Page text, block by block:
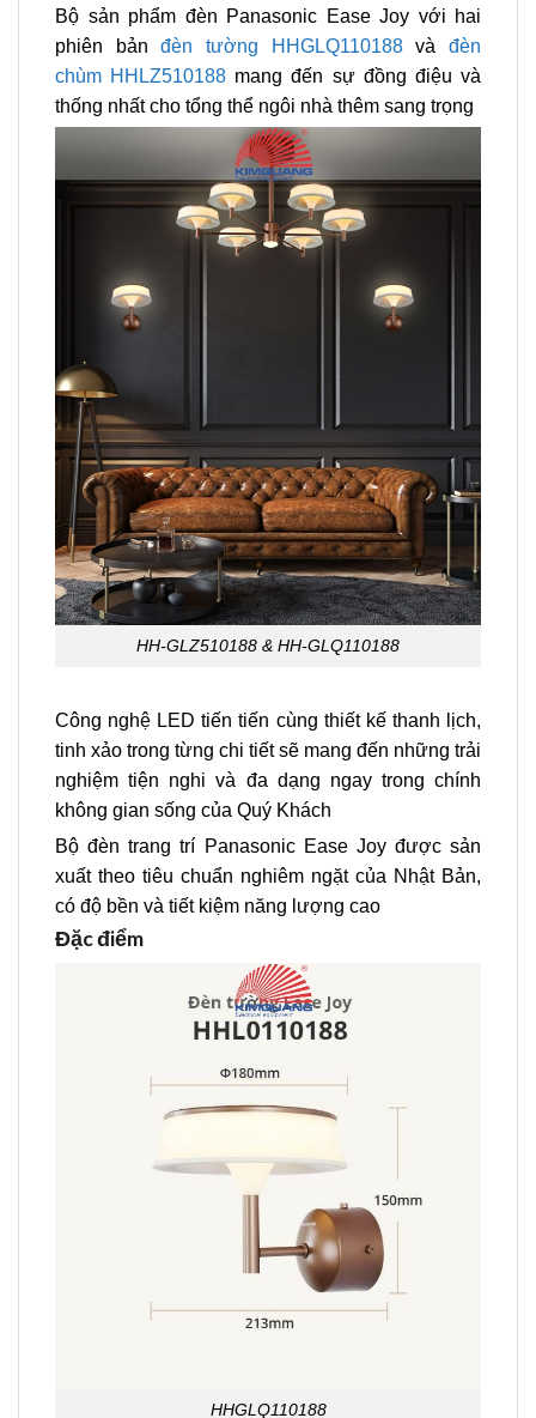
Bộ sản phẩm đèn Panasonic Ease Joy với hai
phiên bảnđèn tường HHGLQ110188vàđèn
chùm HHLZ510188 mang đến sự đồng điệu và
thống nhất cho tổng thể ngôi nhà thêm sang trọng
HH-GLZ510188 & HH-GLQ110188
Công nghệ LED tiến tiến cùng thiết kế thanh lịch,
tinh xảo trong từng chi tiết sẽ mang đến những trải
nghiệm tiện nghi và đa dạng ngay trong chính
không gian sống của Quý Khách
Bộ đèn trang trí Panasonic Ease Joy được sản
xuất theo tiêu chuẩn nghiêm ngặt của Nhật Bản,
có độ bền và tiết kiệm năng lượng cao
Đặc điểm
HHGLQ110188